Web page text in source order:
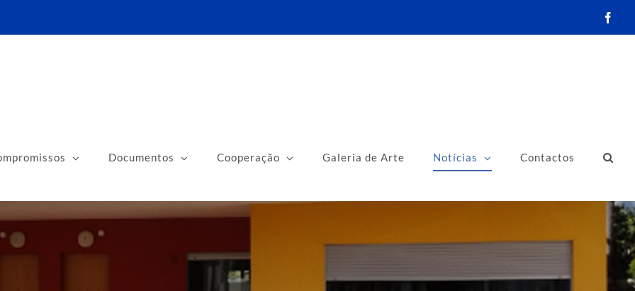
Documentos Cooperação Galeria de Arte Notícias Contactos